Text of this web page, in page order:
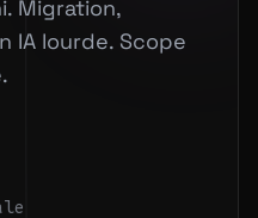
Migration,
IA lourde. Scope